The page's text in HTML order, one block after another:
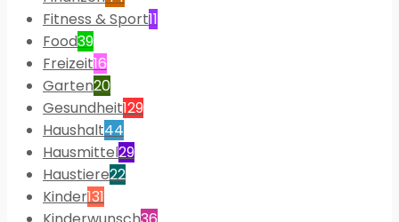
Fitness & Sport11
Food39
Freizeit16
Garten20
Gesundheit129
Haushalt44
Hausmittel29
Haustiere22
Kinder131